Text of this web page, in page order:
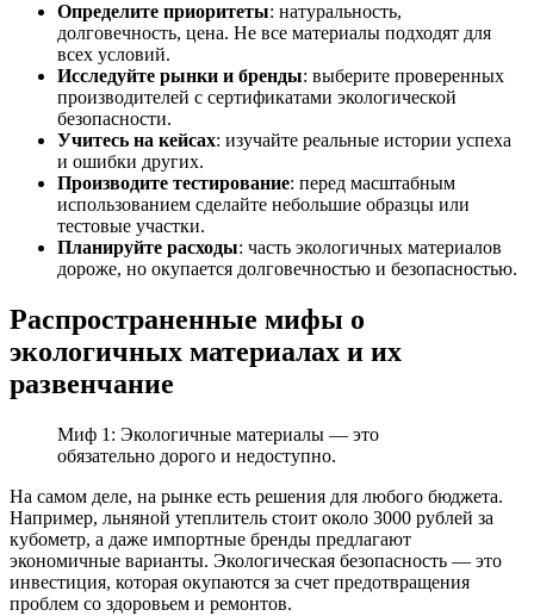
Определите приоритеты: натуральность,
долговечность, цена. Не все материалы подходят для
всех условий.
Исследуйте рынки и бренды: выберите проверенных
производителей с сертификатами экологической
безопасности.
Учитесь на кейсах: изучайте реальные истории успеха
и ошибки других.
Производите тестирование: перед масштабным
использованием сделайте небольшие образцы или
тестовые участки.
Планируйте расходы: часть экологичных материалов
дороже, но окупается долговечностью и безопасностью.
Распространенные мифы о
экологичных материалах и их
развенчание
Миф 1: Экологичные материалы — это
обязательно дорого и недоступно.
На самом деле, на рынке есть решения для любого бюджета.
Например, льняной утеплитель стоит около 3000 рублей за
кубометр, а даже импортные бренды предлагают
экономичные варианты. Экологическая безопасность — это
инвестиция, которая окупаются за счет предотвращения
проблем со здоровьем и ремонтов.